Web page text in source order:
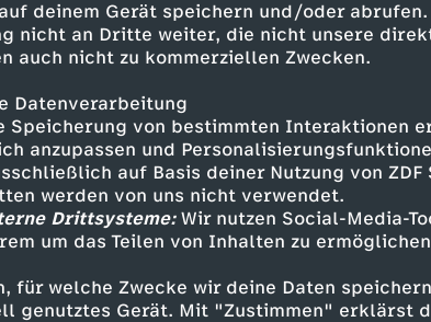
deinem Gerät speichern und/oder
nicht an Dritte weiter, die nicht unsere
auch nicht zu kommerziellen Zwecken.
Datenverarbeitung
Speicherung von bestimmten Interaktionen
anzupassen und
auf Basis deiner Nutzung von ZDF
werden von uns nicht verwendet.
Drittsysteme:Wir nutzen Social-Media-
um das Teilen von Inhalten zu
für welche Zwecke wir deine Daten
genutztes Gerät. Mit "Zustimmen" erklärst
Williamson
Petela
Rooper
Good
Hund -